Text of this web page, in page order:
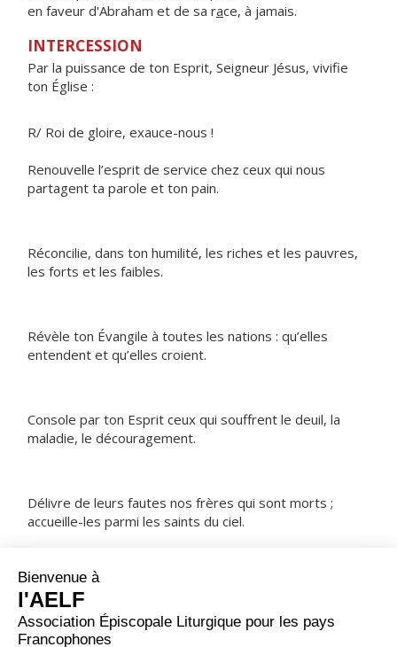
en faveur d'Abraham et de sa race, à jamais.
INTERCESSION
Par la puissance de ton Esprit, Seigneur Jésus, vivifie
ton Église :
R/ Roi de gloire, exauce-nous !
Renouvelle l’esprit de service chez ceux qui nous
partagent ta parole et ton pain.
Réconcilie, dans ton humilité, les riches et les pauvres,
les forts et les faibles.
Révèle ton Évangile à toutes les nations : qu’elles
entendent et qu’elles croient.
Console par ton Esprit ceux qui souffrent le deuil, la
maladie, le découragement.
Délivre de leurs fautes nos frères qui sont morts ;
accueille-les parmi les saints du ciel.
NOTRE PÈRE
ORAISON
Dieu qui ne cesses d’élever à la sainteté ceux qui te